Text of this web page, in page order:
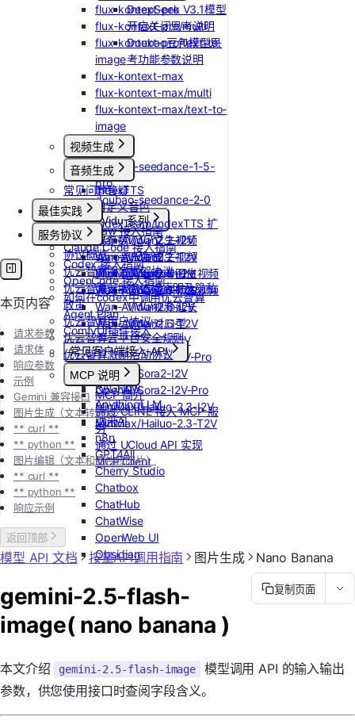
DeepSeek V3.1模型
开启关闭思考说明
Doubao豆包模型思
考功能参数说明
flux-kontext-pro
flux-kontext-pro/multi
flux-kontext-pro/text-to-
image
flux-kontext-max
flux-kontext-max/multi
flux-kontext-max/text-to-
image
视频生成
doubao-seedance-1-5-
pro
doubao-seedance-2-0
Vidu 系列
Vidu/文生视频
Vidu/图生视频
Vidu/参考图生视频
Vidu/首尾帧生视频
Vidu/视频延长
Vidu/对口型
Wan-AI/Wan2.2-I2V
Wan-AI/Wan2.2-T2V
Wan-AI/Wan2.5-I2V
Wan-AI/Wan2.5-T2V
Wan-AI/Wan2.6-I2V
Wan-AI/Wan2.6-T2V
OpenAI/Sora2-T2V
OpenAI/Sora2-T2V-Pro
OpenAI/Sora2-I2V
OpenAI/Sora2-I2V-Pro
MiniMax/Hailuo-2.3-I2V
MiniMax/Hailuo-2.3-T2V
音频生成
IndexTTS
自定义音色
IndexTeam/IndexTTS 扩
展参数
suno音乐生成
MiniMax/speech-hd
通义千问 Qwen-TTS
常见问题答疑
最佳实践
OpenClaw 接入指南
Claude Code 接入指南
Codex 接入指南
OpenCode 接入指南
如何在codex中调用优云智算
Agent Plan
ComfyUI插件接入
常见客户端接入 API
Dify
RAGFlow
AnythingLLM
纳米AI
n8n
GPT4All
Cherry Studio
Chatbox
ChatHub
ChatWise
OpenWeb UI
Obsidian
MCP 说明
MCP 简介
通过 CLINE 接入 MCP 服
务
通过 UCloud API 实现
MCP Client
服务协议
协议概览
优云智算服务框架协议
优云智算云服务法律声明及隐私
政策
优云智算用户协议
优云智算云平台安全规则
优云智算激励活动协议
本页内容
请求参数
请求体
响应参数
示例
Gemini 兼容接口
图片生成（文本转图片）
** curl **
** python **
图片编辑（文本和图片转图片）
** curl **
** python **
响应示例
返回顶部
模型 API 文档 按量API调用指南 图片生成 Nano Banana
复制页面
gemini-2.5-flash-
image( nano banana )
本文介绍 gemini-2.5-flash-image
模型调用 API 的输入输出
参数，供您使用接口时查阅字段含义。